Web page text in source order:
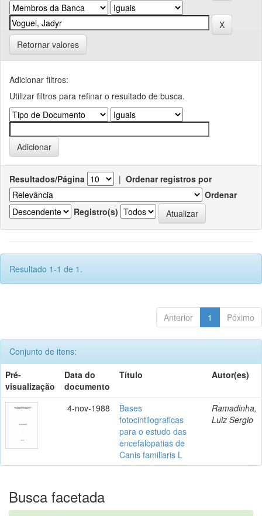
Retornar valores
Adicionar filtros:
Utilizar filtros para refinar o resultado de busca.
Resultados/Página | Ordenar registros por
Ordenar
Registro(s)
Resultado 1-1 de 1.
Anterior 1 Póximo
Conjunto de itens:
Pré-
visualização
Data do
documento
Título Autor(es)
4-nov-1988
Bases
fotocintilograficas
para o estudo das
encefalopatias de
Canis familiaris L
Ramadinha,
Luiz Sergio
Busca facetada